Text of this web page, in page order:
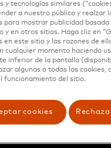
y tecnologías similares
a nuestro público y realzar
para mostrar publicidad
y en otros sitios. Haga clic en
en este sitio y las razones de
cualquier momento haciendo
inferior de la pantalla
algunas o todas las
funcionamiento del sitio.
cookies